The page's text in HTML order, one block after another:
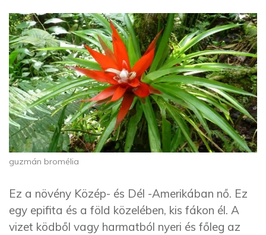
guzmán bromélia
Ez a növény Közép- és Dél -Amerikában nő. Ez
egy epifita és a föld közelében, kis fákon él. A
vizet ködből vagy harmatból nyeri és főleg az